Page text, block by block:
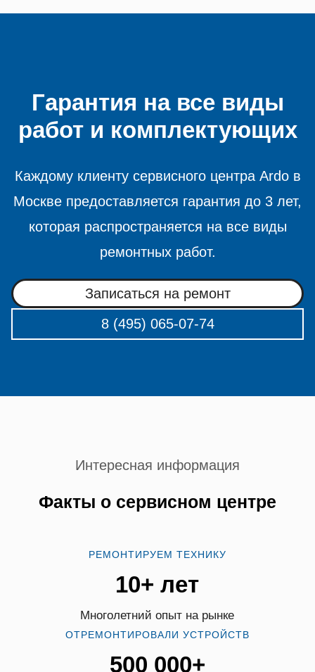
Гарантия на все виды
работ и комплектующих
Каждому клиенту сервисного центра Ardo в
Москве предоставляется гарантия до 3 лет,
которая распространяется на все виды
ремонтных работ.
Записаться на ремонт
8 (495) 065-07-74
Интересная информация
Факты о сервисном центре
РЕМОНТИРУЕМ ТЕХНИКУ
10+ лет
Многолетний опыт на рынке
ОТРЕМОНТИРОВАЛИ УСТРОЙСТВ
500 000+